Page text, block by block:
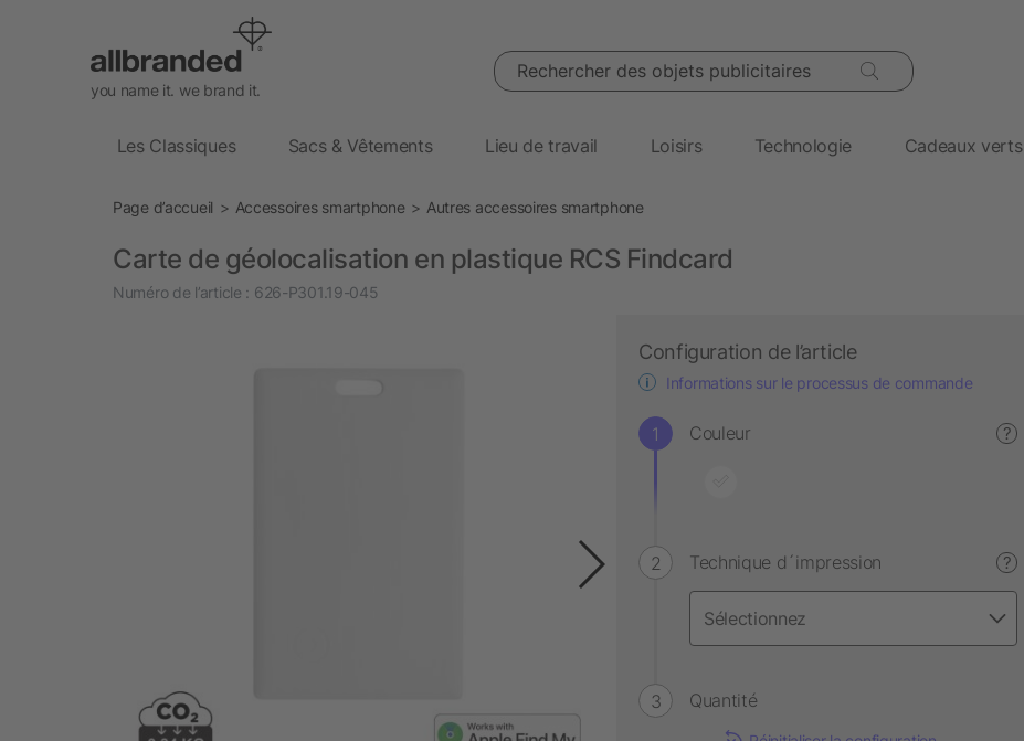
you name it. we brand it.
Rechercher des objets publicitaires
Les Classiques Sacs & Vêtements Lieu de travail Loisirs Technologie Cadeaux verts
Page d’accueil Accessoires smartphone Autres accessoires smartphone
Carte de géolocalisation en plastique RCS Findcard
Numéro de l’article : 626-P301.19-045
Configuration de l’article
Informations sur le processus de commande
Couleur ?
Technique d´impression ?
Quantité